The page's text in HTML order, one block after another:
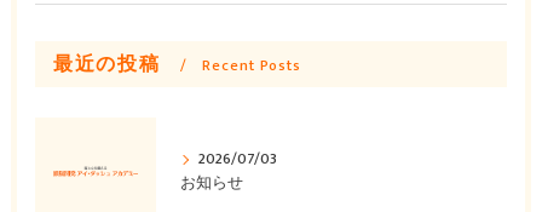
最近の投稿 Recent Posts
2026/07/03
お知らせ